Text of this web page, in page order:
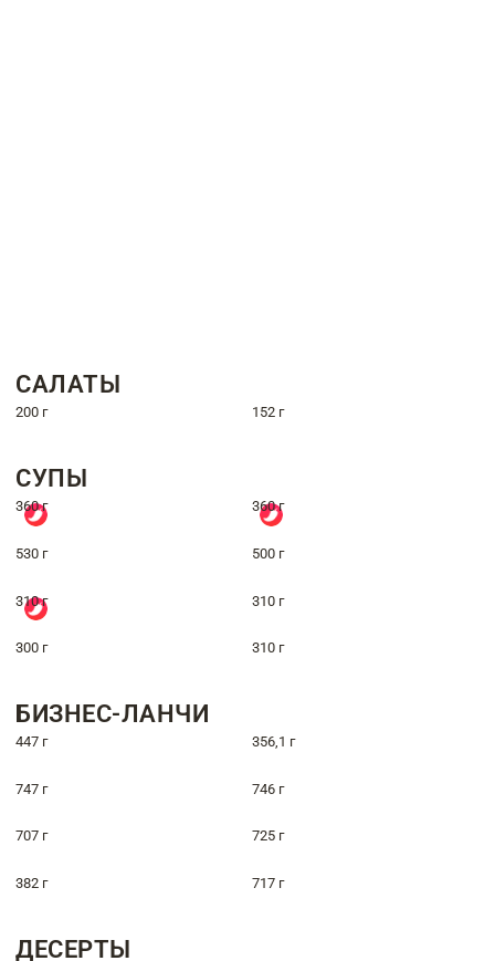
САЛАТЫ
200 г 152 г
СУПЫ
360 г 360 г
530 г 500 г
310 г 310 г
300 г 310 г
БИЗНЕС-ЛАНЧИ
447 г 356,1 г
747 г 746 г
707 г 725 г
382 г 717 г
ДЕСЕРТЫ